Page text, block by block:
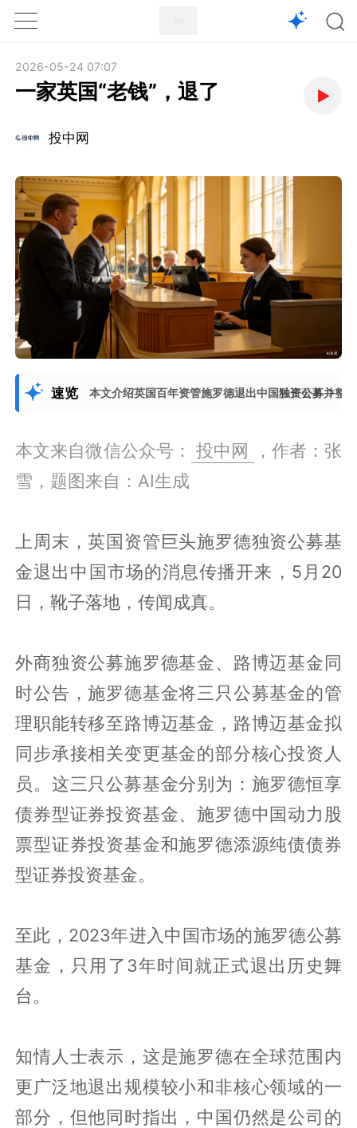
1X
2026-05-24 07:07
一家英国“老钱”，退了
投中网
速览 本文介绍英国百年资管施罗德退出中国独资公募并整
展开更多
本文来自微信公众号： 投中网
，作者：张
雪，题图来自：AI生成
上周末，英国资管巨头施罗德独资公募基
金退出中国市场的消息传播开来，5月20
日，靴子落地，传闻成真。
外商独资公募施罗德基金、路博迈基金同
时公告，施罗德基金将三只公募基金的管
理职能转移至路博迈基金，路博迈基金拟
同步承接相关变更基金的部分核心投资人
员。这三只公募基金分别为：施罗德恒享
债券型证券投资基金、施罗德中国动力股
票型证券投资基金和施罗德添源纯债债券
型证券投资基金。
至此，2023年进入中国市场的施罗德公募
基金，只用了3年时间就正式退出历史舞
台。
知情人士表示，这是施罗德在全球范围内
更广泛地退出规模较小和非核心领域的一
部分，但他同时指出，中国仍然是公司的